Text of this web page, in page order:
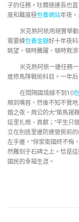
子的任務。吐爾遜連長也
度和難度極包養網站年夜
米克熱阿依用現實舉
需要練包養金額好十年夜
眺望，頓時騰躍，頓時救濟
米克熱阿依一邊任務
進修馬隊戰術科目。一年
在間隔國境線不到10
頰到嘴唇，然後不知不覺
婚之夜，周公的大“策馬揚
這里扎根、貢獻；“平生只
立在別迭里邊防連營房前
左手邊，“保家衛國終不悔
然雕刻于石碑之上。恰是
國民的幸福生涯。